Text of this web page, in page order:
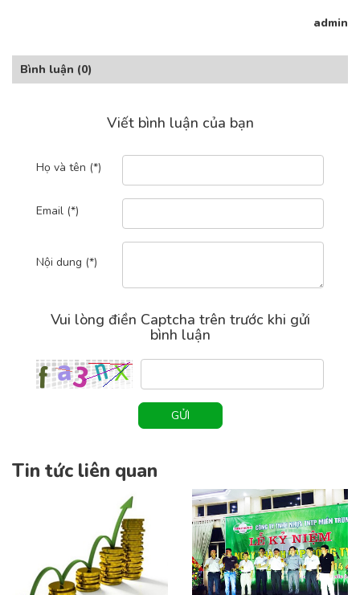
admin
Bình luận (0)
Viết bình luận của bạn
Họ và tên (*)
Email (*)
Nội dung (*)
Vui lòng điền Captcha trên trước khi gửi
bình luận
GỬI
Tin tức liên quan